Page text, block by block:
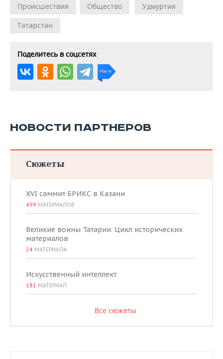
Происшествия Общество
Удмуртия
Татарстан
Поделитесь в соцсетях
НОВОСТИ ПАРТНЕРОВ
Сюжеты
XVI саммит БРИКС в Казани
499 МАТЕРИАЛОВ
Великие воины Татарии. Цикл исторических
материалов
24 МАТЕРИАЛА
Искусственный интеллект
181 МАТЕРИАЛ
Все сюжеты